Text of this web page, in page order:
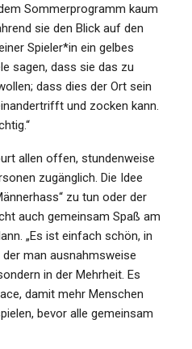
Sommerprogramm kaum
sie den Blick auf den
Spieler*in ein gelbes
sagen, dass sie das zu
dass dies der Ort sein
und zocken kann.
allen offen, stundenweise
zugänglich. Die Idee
zu tun oder der
auch gemeinsam Spaß am
„Es ist einfach schön, in
man ausnahmsweise
in der Mehrheit. Es
damit mehr Menschen
bevor alle gemeinsam